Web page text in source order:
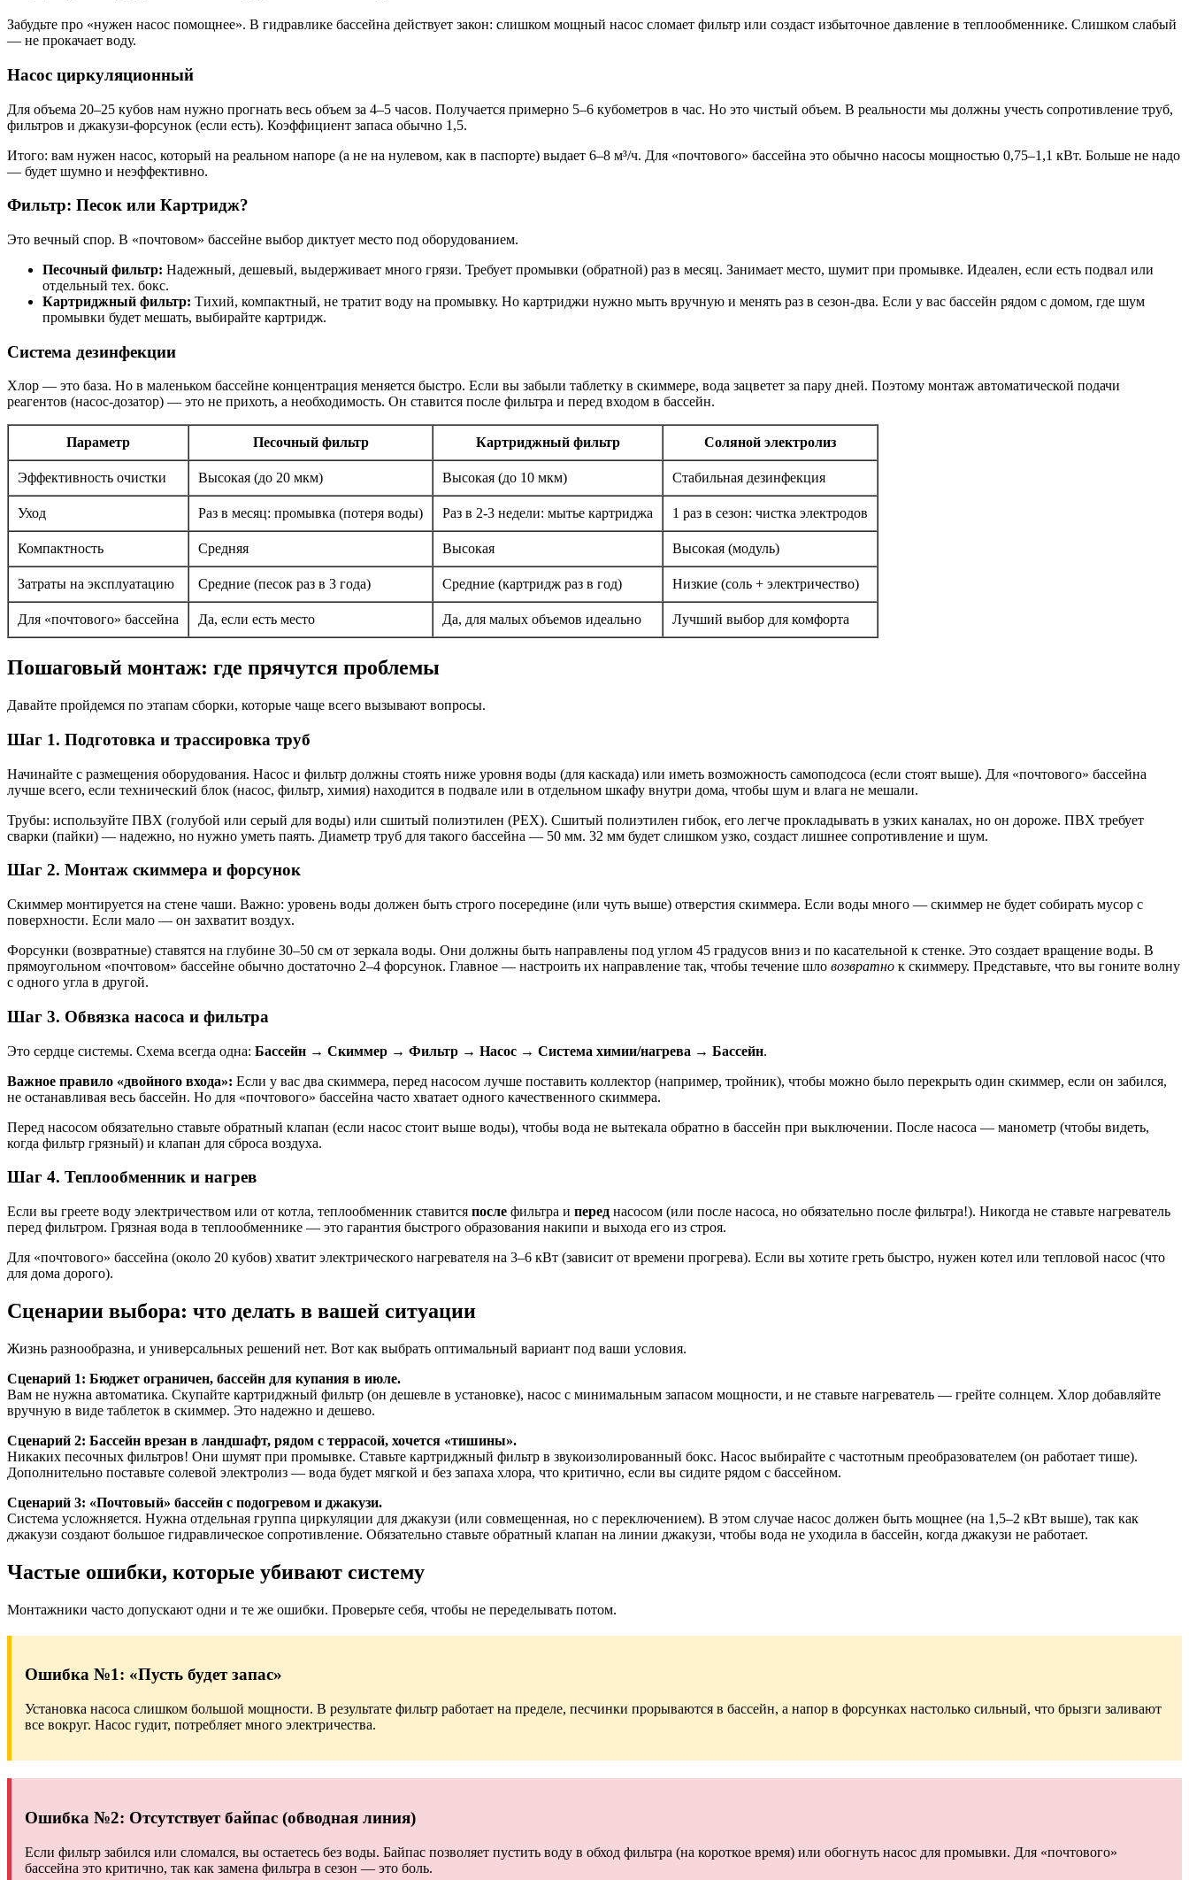
Забудьте про «нужен насос помощнее». В гидравлике бассейна действует закон: слишком мощный насос сломает фильтр или создаст избыточное давление в теплообменнике. Слишком слабый
— не прокачает воду.
Насос циркуляционный
Для объема 20–25 кубов нам нужно прогнать весь объем за 4–5 часов. Получается примерно 5–6 кубометров в час. Но это чистый объем. В реальности мы должны учесть сопротивление труб,
фильтров и джакузи-форсунок (если есть). Коэффициент запаса обычно 1,5.
Итого: вам нужен насос, который на реальном напоре (а не на нулевом, как в паспорте) выдает 6–8 м³/ч. Для «почтового» бассейна это обычно насосы мощностью 0,75–1,1 кВт. Больше не надо
— будет шумно и неэффективно.
Фильтр: Песок или Картридж?
Это вечный спор. В «почтовом» бассейне выбор диктует место под оборудованием.
Песочный фильтр: Надежный, дешевый, выдерживает много грязи. Требует промывки (обратной) раз в месяц. Занимает место, шумит при промывке. Идеален, если есть подвал или
отдельный тех. бокс.
Картриджный фильтр: Тихий, компактный, не тратит воду на промывку. Но картриджи нужно мыть вручную и менять раз в сезон-два. Если у вас бассейн рядом с домом, где шум
промывки будет мешать, выбирайте картридж.
Система дезинфекции
Хлор — это база. Но в маленьком бассейне концентрация меняется быстро. Если вы забыли таблетку в скиммере, вода зацветет за пару дней. Поэтому монтаж автоматической подачи
реагентов (насос-дозатор) — это не прихоть, а необходимость. Он ставится после фильтра и перед входом в бассейн.
Параметр Песочный фильтр Картриджный фильтр Соляной электролиз
Эффективность очистки Высокая (до 20 мкм) Высокая (до 10 мкм) Стабильная дезинфекция
Уход Раз в месяц: промывка (потеря воды) Раз в 2-3 недели: мытье картриджа 1 раз в сезон: чистка электродов
Компактность Средняя Высокая Высокая (модуль)
Затраты на эксплуатацию Средние (песок раз в 3 года) Средние (картридж раз в год) Низкие (соль + электричество)
Для «почтового» бассейна Да, если есть место Да, для малых объемов идеально Лучший выбор для комфорта
Пошаговый монтаж: где прячутся проблемы
Давайте пройдемся по этапам сборки, которые чаще всего вызывают вопросы.
Шаг 1. Подготовка и трассировка труб
Начинайте с размещения оборудования. Насос и фильтр должны стоять ниже уровня воды (для каскада) или иметь возможность самоподсоса (если стоят выше). Для «почтового» бассейна
лучше всего, если технический блок (насос, фильтр, химия) находится в подвале или в отдельном шкафу внутри дома, чтобы шум и влага не мешали.
Трубы: используйте ПВХ (голубой или серый для воды) или сшитый полиэтилен (PEX). Сшитый полиэтилен гибок, его легче прокладывать в узких каналах, но он дороже. ПВХ требует
сварки (пайки) — надежно, но нужно уметь паять. Диаметр труб для такого бассейна — 50 мм. 32 мм будет слишком узко, создаст лишнее сопротивление и шум.
Шаг 2. Монтаж скиммера и форсунок
Скиммер монтируется на стене чаши. Важно: уровень воды должен быть строго посередине (или чуть выше) отверстия скиммера. Если воды много — скиммер не будет собирать мусор с
поверхности. Если мало — он захватит воздух.
Форсунки (возвратные) ставятся на глубине 30–50 см от зеркала воды. Они должны быть направлены под углом 45 градусов вниз и по касательной к стенке. Это создает вращение воды. В
прямоугольном «почтовом» бассейне обычно достаточно 2–4 форсунок. Главное — настроить их направление так, чтобы течение шло возвратно к скиммеру. Представьте, что вы гоните волну
с одного угла в другой.
Шаг 3. Обвязка насоса и фильтра
Это сердце системы. Схема всегда одна: Бассейн → Скиммер → Фильтр → Насос → Система химии/нагрева → Бассейн.
Важное правило «двойного входа»: Если у вас два скиммера, перед насосом лучше поставить коллектор (например, тройник), чтобы можно было перекрыть один скиммер, если он забился,
не останавливая весь бассейн. Но для «почтового» бассейна часто хватает одного качественного скиммера.
Перед насосом обязательно ставьте обратный клапан (если насос стоит выше воды), чтобы вода не вытекала обратно в бассейн при выключении. После насоса — манометр (чтобы видеть,
когда фильтр грязный) и клапан для сброса воздуха.
Шаг 4. Теплообменник и нагрев
Если вы греете воду электричеством или от котла, теплообменник ставится после фильтра и перед насосом (или после насоса, но обязательно после фильтра!). Никогда не ставьте нагреватель
перед фильтром. Грязная вода в теплообменнике — это гарантия быстрого образования накипи и выхода его из строя.
Для «почтового» бассейна (около 20 кубов) хватит электрического нагревателя на 3–6 кВт (зависит от времени прогрева). Если вы хотите греть быстро, нужен котел или тепловой насос (что
для дома дорого).
Сценарии выбора: что делать в вашей ситуации
Жизнь разнообразна, и универсальных решений нет. Вот как выбрать оптимальный вариант под ваши условия.
Сценарий 1: Бюджет ограничен, бассейн для купания в июле.
Вам не нужна автоматика. Скупайте картриджный фильтр (он дешевле в установке), насос с минимальным запасом мощности, и не ставьте нагреватель — грейте солнцем. Хлор добавляйте
вручную в виде таблеток в скиммер. Это надежно и дешево.
Сценарий 2: Бассейн врезан в ландшафт, рядом с террасой, хочется «тишины».
Никаких песочных фильтров! Они шумят при промывке. Ставьте картриджный фильтр в звукоизолированный бокс. Насос выбирайте с частотным преобразователем (он работает тише).
Дополнительно поставьте солевой электролиз — вода будет мягкой и без запаха хлора, что критично, если вы сидите рядом с бассейном.
Сценарий 3: «Почтовый» бассейн с подогревом и джакузи.
Система усложняется. Нужна отдельная группа циркуляции для джакузи (или совмещенная, но с переключением). В этом случае насос должен быть мощнее (на 1,5–2 кВт выше), так как
джакузи создают большое гидравлическое сопротивление. Обязательно ставьте обратный клапан на линии джакузи, чтобы вода не уходила в бассейн, когда джакузи не работает.
Частые ошибки, которые убивают систему
Монтажники часто допускают одни и те же ошибки. Проверьте себя, чтобы не переделывать потом.
Ошибка №1: «Пусть будет запас»
Установка насоса слишком большой мощности. В результате фильтр работает на пределе, песчинки прорываются в бассейн, а напор в форсунках настолько сильный, что брызги заливают
все вокруг. Насос гудит, потребляет много электричества.
Ошибка №2: Отсутствует байпас (обводная линия)
Если фильтр забился или сломался, вы остаетесь без воды. Байпас позволяет пустить воду в обход фильтра (на короткое время) или обогнуть насос для промывки. Для «почтового»
бассейна это критично, так как замена фильтра в сезон — это боль.